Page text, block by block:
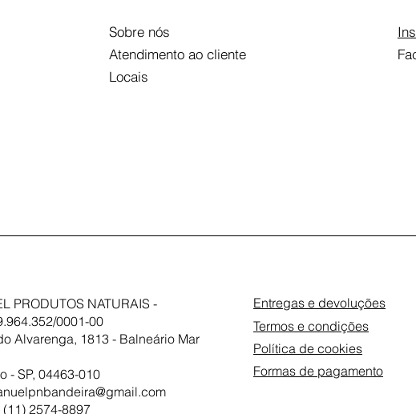
Sobre nós
Atendimento ao cliente
Locais
PRODUTOS NATURAIS -
0001-00
Alvarenga, 1813 - Balneário Mar
- SP, 04463-010
(11) 2574-8897
Entregas e devoluções
Termos e condições
Política de cookies
Formas de pagamento